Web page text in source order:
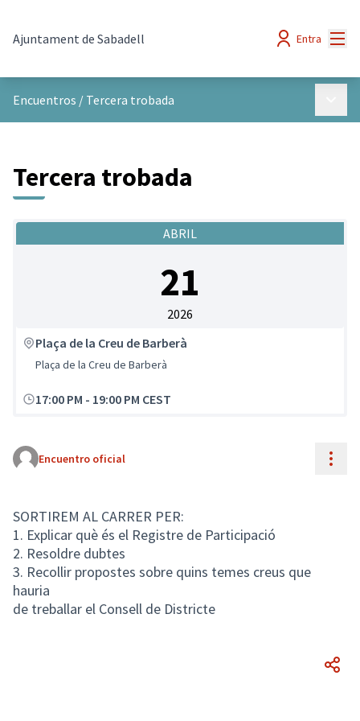
Ajuntament de Sabadell Entra
Encuentros / Tercera trobada
Tercera trobada
ABRIL
21
2026
Plaça de la Creu de Barberà
Plaça de la Creu de Barberà
17:00 PM - 19:00 PM CEST
Encuentro oficial
SORTIREM AL CARRER PER:
1. Explicar què és el Registre de Participació
2. Resoldre dubtes
3. Recollir propostes sobre quins temes creus que
hauria
de treballar el Consell de Districte